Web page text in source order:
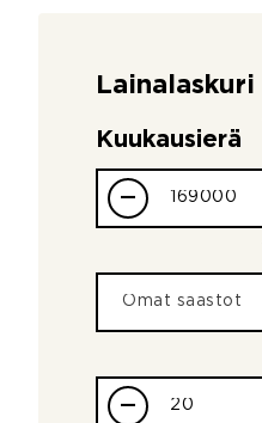
Lainalaskuri
Kuukausierä
–
–